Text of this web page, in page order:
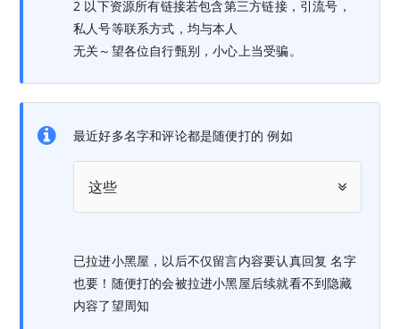
2 以下资源所有链接若包含第三方链接，引流号，
私人号等联系方式，均与本人
无关～望各位自行甄别，小心上当受骗。
最近好多名字和评论都是随便打的 例如
这些
已拉进小黑屋，以后不仅留言内容要认真回复 名字
也要！随便打的会被拉进小黑屋后续就看不到隐藏
内容了望周知